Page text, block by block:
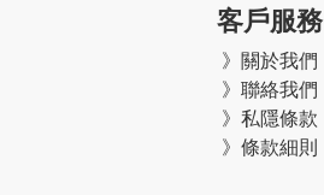
客戶服務
》關於我們
》聯絡我們
》私隱條款
》條款細則